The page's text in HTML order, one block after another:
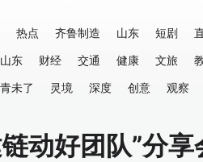
热点 齐鲁制造 山东 短剧
东 财经 交通 健康 文旅
青未了 灵境 深度 创意 观察
链动好团队”分